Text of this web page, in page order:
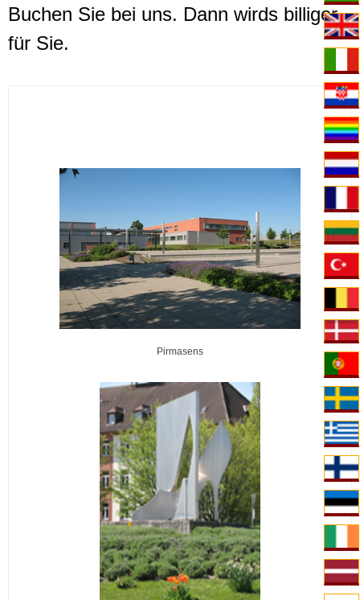
Buchen Sie bei uns. Dann wirds billiger
für Sie.
Pirmasens